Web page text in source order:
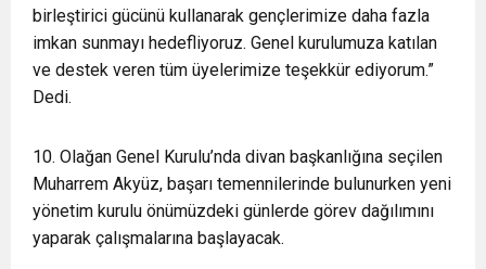
birleştirici gücünü kullanarak gençlerimize daha fazla
imkan sunmayı hedefliyoruz. Genel kurulumuza katılan
ve destek veren tüm üyelerimize teşekkür ediyorum.”
Dedi.
10. Olağan Genel Kurulu’nda divan başkanlığına seçilen
Muharrem Akyüz, başarı temennilerinde bulunurken yeni
yönetim kurulu önümüzdeki günlerde görev dağılımını
yaparak çalışmalarına başlayacak.